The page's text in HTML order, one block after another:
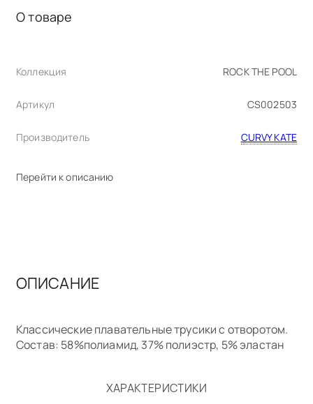
О товаре
Коллекция ROCK THE POOL
Артикул CS002503
Производитель CURVY KATE
Перейти к описанию
ОПИСАНИЕ
Классические плавательные трусики с отворотом.
Состав: 58%полиамид, 37% полиэстр, 5% эластан
ХАРАКТЕРИСТИКИ